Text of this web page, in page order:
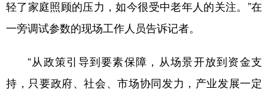
轻了家庭照顾的压力，如今很受中老年人的关注。”在
一旁调试参数的现场工作人员告诉记者。
“从政策引导到要素保障，从场景开放到资金支
持，只要政府、社会、市场协同发力，产业发展一定